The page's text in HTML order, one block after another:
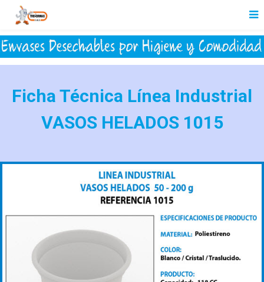
Ficha Técnica Línea Industrial
VASOS HELADOS 1015